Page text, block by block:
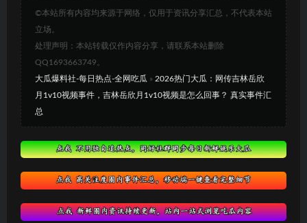
©本站所有内容均来源于网络，仅用于资讯分享汇总，不代表本站
立场。
处理声明：本站转载仅作内容分享，请联系本站删除
QQ1693663749。
大瓜爆料社-每日热点-全网吃瓜 » 2026热门大瓜：网传吉林岳欣
月1v10视频事件，吉林岳欣月1v10视频是怎么回事？ 真实事件汇
总